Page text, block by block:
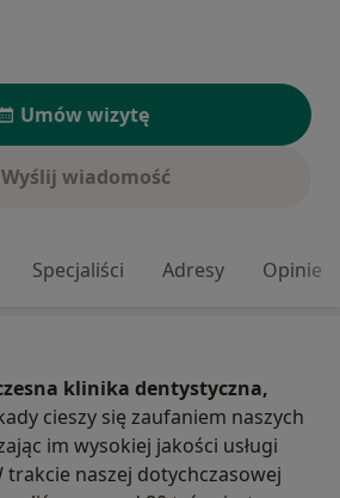
Umów wizytę
Wyślij wiadomość
Specjaliści Adresy Opinie
klinika dentystyczna,
cieszy się zaufaniem naszych
im wysokiej jakości usługi
naszej dotychczasowej